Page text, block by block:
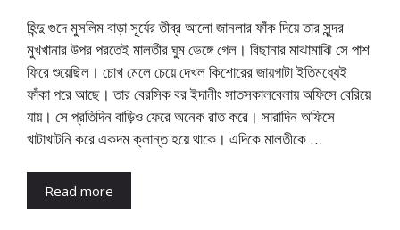
হিন্দু গুদে মুসলিম বাড়া সূর্যের তীব্র আলো জানলার ফাঁক দিয়ে তার সুন্দর
মুখখানার উপর পরতেই মালতীর ঘুম ভেঙ্গে গেল। বিছানার মাঝামাঝি সে পাশ
ফিরে শুয়েছিল। চোখ মেলে চেয়ে দেখল কিশোরের জায়গাটা ইতিমধ্যেই
ফাঁকা পরে আছে। তার বেরসিক বর ইদানীং সাতসকালবেলায় অফিসে বেরিয়ে
যায়। সে প্রতিদিন বাড়িও ফেরে অনেক রাত করে। সারাদিন অফিসে
খাটাখাটনি করে একদম ক্লান্ত হয়ে থাকে। এদিকে মালতীকে …
Read more